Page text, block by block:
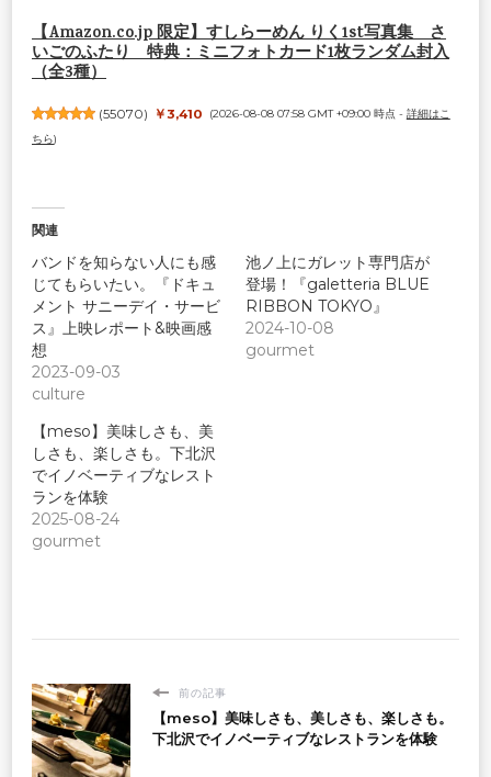
【Amazon.co.jp 限定】すしらーめん りく1st写真集 さ
いごのふたり 特典：ミニフォトカード1枚ランダム封入
（全3種）
(55070) ￥3,410 (2026-08-08 07:58 GMT +09:00 時点 - 詳細はこ
ちら)
関連
バンドを知らない人にも感
じてもらいたい。『ドキュ
メント サニーデイ・サービ
ス』上映レポート&映画感
想
2023-09-03
culture
池ノ上にガレット専門店が
登場！『galetteria BLUE
RIBBON TOKYO』
2024-10-08
gourmet
【meso】美味しさも、美
しさも、楽しさも。下北沢
でイノベーティブなレスト
ランを体験
2025-08-24
gourmet
前の記事
【meso】美味しさも、美しさも、楽しさも。
下北沢でイノベーティブなレストランを体験